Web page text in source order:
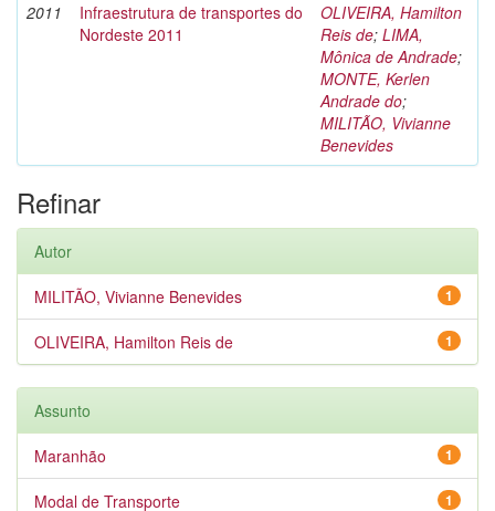
2011
Infraestrutura de transportes do
Nordeste 2011
OLIVEIRA, Hamilton
Reis de; LIMA,
Mônica de Andrade;
MONTE, Kerlen
Andrade do;
MILITÃO, Vivianne
Benevides
Refinar
Autor
1
MILITÃO, Vivianne Benevides
1
OLIVEIRA, Hamilton Reis de
Assunto
1
Maranhão
1
Modal de Transporte